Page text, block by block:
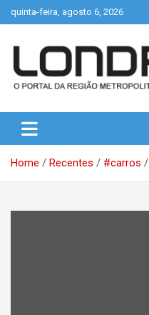
to
quinta-feira, agosto 6, 2026
Londrix
Home Recentes #carros